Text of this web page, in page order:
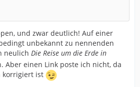
und zwar deutlich! Auf einer
unbekannt zu nennenden
neulich Die Reise um die Erde in
Aber einen Link poste ich nicht, da
korrigiert ist